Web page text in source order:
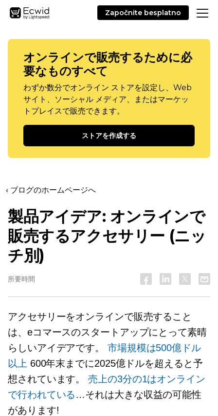
Započnite besplatno
オンラインで販売するために必
要なものすべて
わずか数分でオンライン ストアを設定し、Web
サイト、ソーシャル メディア、またはマーケッ
トプレイスで販売できます。
ストアを作成する
‹ ブログのホームページへ
製品アイデア: オンラインで
販売するアクセサリー (ニッ
チ別)
所要時間
アクセサリーをオンラインで販売すること
は、eコマースのスタートアップにとって素晴
らしいアイデアです。 市場規模は500億ドル
以上 600年末までに2025億ドルを超えると予
想されています。売上の3分の1はオンライン
で行われている…それは大きな収益の可能性
があります!